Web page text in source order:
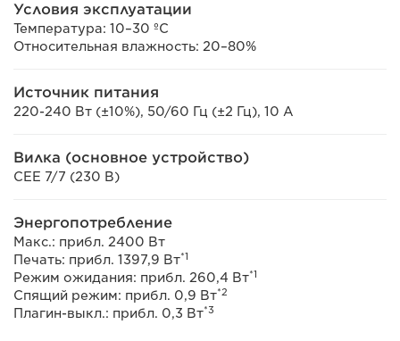
Условия эксплуатации
Температура: 10–30 ºC
Относительная влажность: 20–80%
Источник питания
220-240 Вт (±10%), 50/60 Гц (±2 Гц), 10 А
Вилка (основное устройство)
CEE 7/7 (230 В)
Энергопотребление
Макс.: прибл. 2400 Вт
Печать: прибл. 1397,9 Вт*1
Режим ожидания: прибл. 260,4 Вт*1
Спящий режим: прибл. 0,9 Вт*2
Плагин-выкл.: прибл. 0,3 Вт*3